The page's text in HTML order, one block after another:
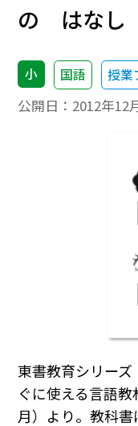
の はなし
小 国語 授業
公開日： 2012年12
東書教育シリー
ぐに使える言語
月）より。教科書